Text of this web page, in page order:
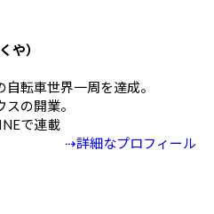
や）
転車世界一周を達成。
の開業。
で連載
⇢詳細なプロフィール